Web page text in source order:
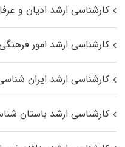
کارشناسی ارشد ادیان و
کارشناسی ارشد امور
کارشناسی ارشد ایران
کارشناسی ارشد باستان